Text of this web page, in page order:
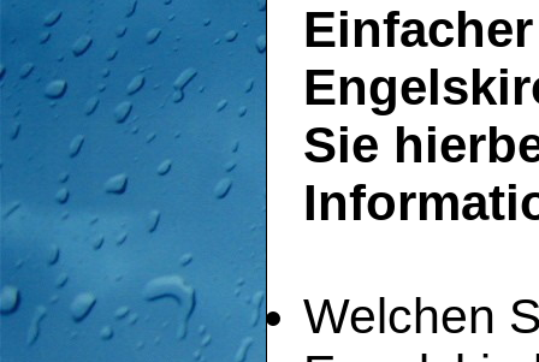
Sie
Welchen